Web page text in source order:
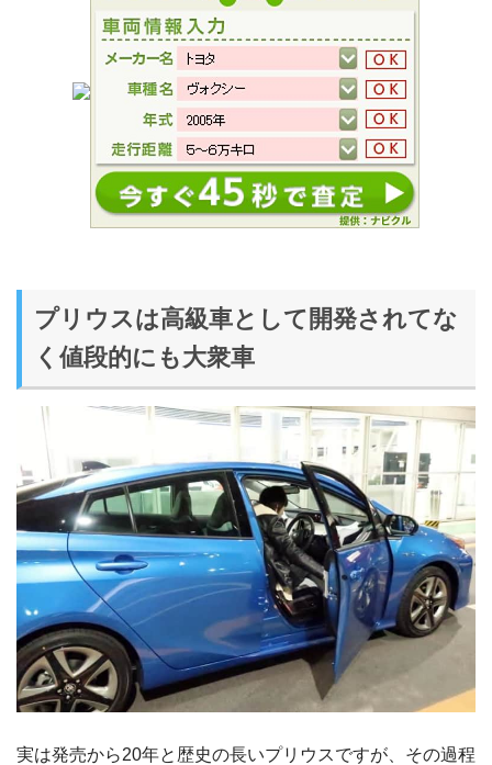
プリウスは高級車として開発されてな
く値段的にも大衆車
実は発売から20年と歴史の長いプリウスですが、その過程